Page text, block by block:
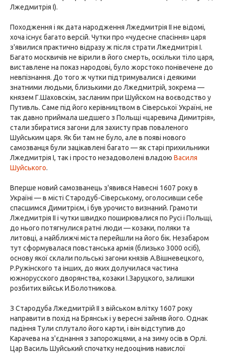
Лжедмитрія I).
Походження і як дата народження Лжедмитрія II не відомі,
хоча існує багато версій. Чутки про «чудесне спасіння» царя
з'явилися практично відразу ж після страти Лжедмитрія I.
Багато москвичів не вірили в його смерть, оскільки тіло царя,
виставлене на показ народові, було жорстоко понівечене до
невпізнання. До того ж чутки підтримувалися і деякими
знатними людьми, близькими до Лжедмитрій, зокрема —
князем Г.Шаховскім, засланим при Шуйском на воєводство у
Путивль. Саме під його керівництвом в Сіверської Україні, не
так давно приймала шедшего з Польщі «царевича Димитрія»,
стали збиратися загони для захисту прав поваленого
Шуйським царя. Як би там не було, але в появі нового
самозванця були зацікавлені багато — як старі прихильники
Лжедмитрія I, так і просто незадоволені владою Василя
Шуйського.
Вперше новий самозванець з'явився Навесні 1607 року в
Україні — в місті Стародуб-Сіверському, оголосивши себе
спасшимся Димитрієм, і був урочисто визнаний. Грамоти
Лжедмитрія II і чутки швидко поширювалися по Русі і Польщі,
до нього потягнулися ратні люди — козаки, поляки та
литовці, а найближчі міста перейшли на його бік. Незабаром
тут сформувалася повстанська армія (близько 3000 осіб),
основу якої склали польські загони князів А.Вішневецкого,
Р.Ружінского та інших, до яких долучилася частина
южнорусского дворянства, козаки І.Заруцкого, залишки
розбитих військ И.Болотникова.
З Стародуба Лжедмитрій II з військом влітку 1607 року
направити в похід на Брянськ і у вересні зайняв його. Однак
падіння Тули сплутало його карти, і він відступив до
Карачева на з'єднання з запорожцями, а на зиму осів в Орлі.
Цар Василь Шуйський спочатку недооцінив навислої